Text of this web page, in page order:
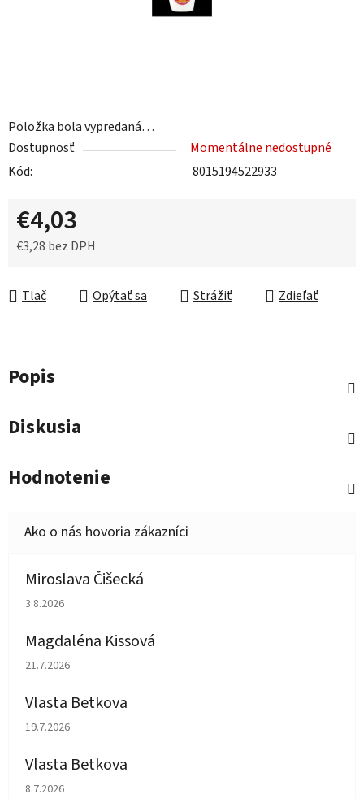
Položka bola vypredaná…
Dostupnosť
Momentálne nedostupné
Kód:
8015194522933
€4,03
€3,28 bez DPH
Tlač
Opýtať sa Strážiť Zdieľať
Popis
Diskusia
Hodnotenie
Miroslava Čišecká
Hodnotenie obchodu je 1 z 5 hviezdičiek.
3.8.2026
Magdaléna Kissová
Hodnotenie obchodu je 5 z 5 hviezdičiek.
21.7.2026
Vlasta Betkova
Hodnotenie obchodu je 5 z 5 hviezdičiek.
19.7.2026
Vlasta Betkova
Hodnotenie obchodu je 4 z 5 hviezdičiek.
8.7.2026